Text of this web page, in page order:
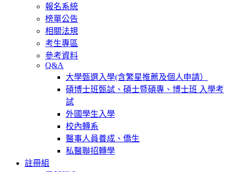
報名系統
榜單公告
相關法規
考生專區
參考資料
Q&A
大學甄選入學(含繁星推薦及個人申請）
碩博士班甄試、碩士暨碩專、博士班 入學考
試
外國學生入學
校內轉系
醫事人員養成、僑生
私醫聯招轉學
註冊組